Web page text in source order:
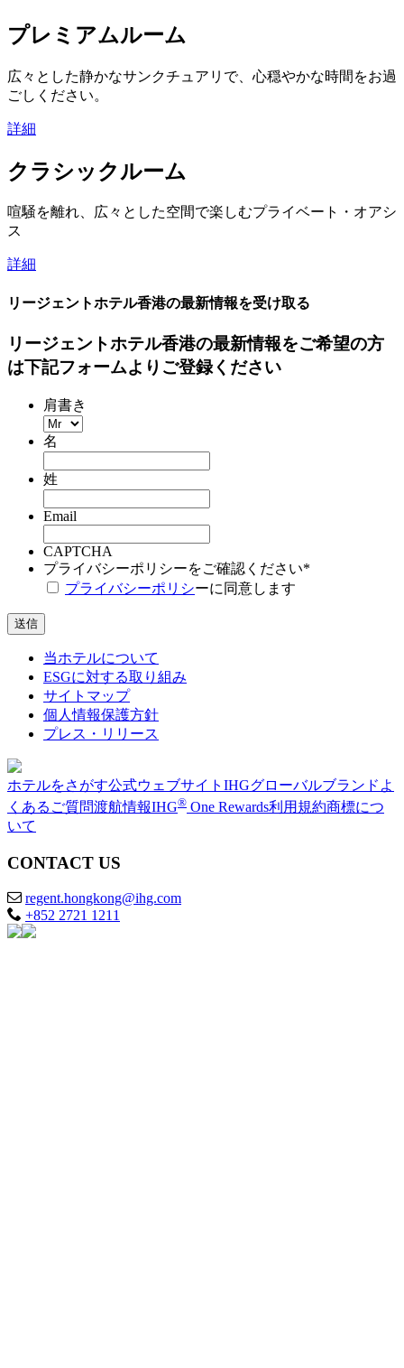
プレミアムルーム
広々とした静かなサンクチュアリで、心穏やかな時間をお過
ごしください。
詳細
クラシックルーム
喧騒を離れ、広々とした空間で楽しむプライベート・オアシ
ス
詳細
リージェントホテル香港の最新情報を受け取る
リージェントホテル香港の最新情報をご希望の方
は下記フォームよりご登録ください
肩書き
名
姓
Email
CAPTCHA
プライバシーポリシーをご確認ください*
プライバシーポリシーに同意します
当ホテルについて
ESGに対する取り組み
サイトマップ
個人情報保護方針
プレス・リリース
ホテルをさがす公式ウェブサイト IHGグローバルブランド よ
くあるご質問渡航情報IHG® One Rewards利用規約商標につ
いて
CONTACT US
regent.hongkong@ihg.com
+852 2721 1211